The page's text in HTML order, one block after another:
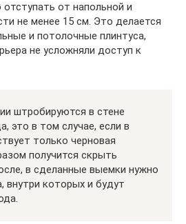
от напольной и
не менее 15 см. Это делается
и потолочные плинтуса,
не усложняли доступ к
штробируются в стене
это в том случае, если в
только черновая
получится скрыть
в сделанные выемки нужно
внутри которых и будут